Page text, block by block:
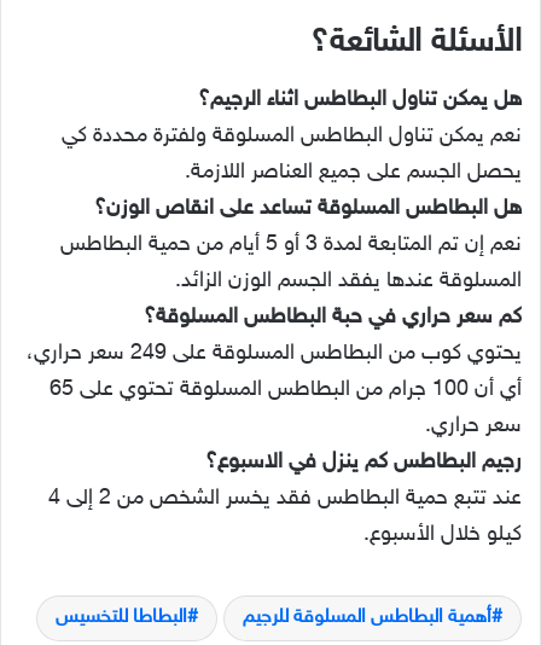
الأسئلة الشائعة؟
هل يمكن تناول البطاطس اثناء الرجيم؟
نعم يمكن تناول البطاطس المسلوقة ولفترة محددة كي
يحصل الجسم على جميع العناصر اللازمة.
هل البطاطس المسلوقة تساعد على انقاص الوزن؟
نعم إن تم المتابعة لمدة 3 أو 5 أيام من حمية البطاطس
المسلوقة عندها يفقد الجسم الوزن الزائد.
كم سعر حراري في حبة البطاطس المسلوقة؟
يحتوي كوب من البطاطس المسلوقة على 249 سعر حراري،
أي أن 100 جرام من البطاطس المسلوقة تحتوي على 65
سعر حراري.
رجيم البطاطس كم ينزل في الاسبوع؟
عند تتبع حمية البطاطس فقد يخسر الشخص من 2 إلى 4
كيلو خلال الأسبوع.
أهمية البطاطس المسلوقة للرجيم البطاطا للتخسيس